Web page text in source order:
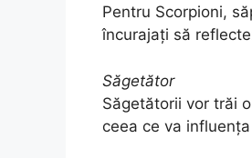
Pentru Scorpioni,
încurajați să
Săgetător
Săgetătorii vor trăi
ceea ce va